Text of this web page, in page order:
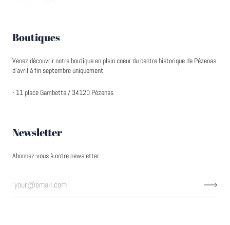
Boutiques
Venez découvrir notre boutique en plein coeur du centre historique de Pézenas
d'avril à fin septembre uniquement.
- 11 place Gambetta / 34120 Pézenas
Newsletter
Abonnez-vous à notre newsletter